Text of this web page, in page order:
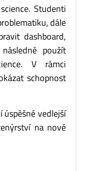
Studenti
dále
dashboard,
použít
V rámci
schopnost
úspěšné vedlejší
na nové